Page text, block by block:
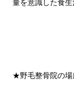
量を意識した食生
★野毛整骨院の